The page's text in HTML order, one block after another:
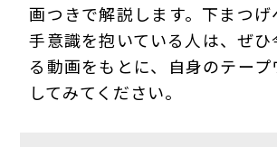
画つきで解説します。下まつ
手意識を抱いている人は、ぜ
る動画をもとに、自身のテー
してみてください。